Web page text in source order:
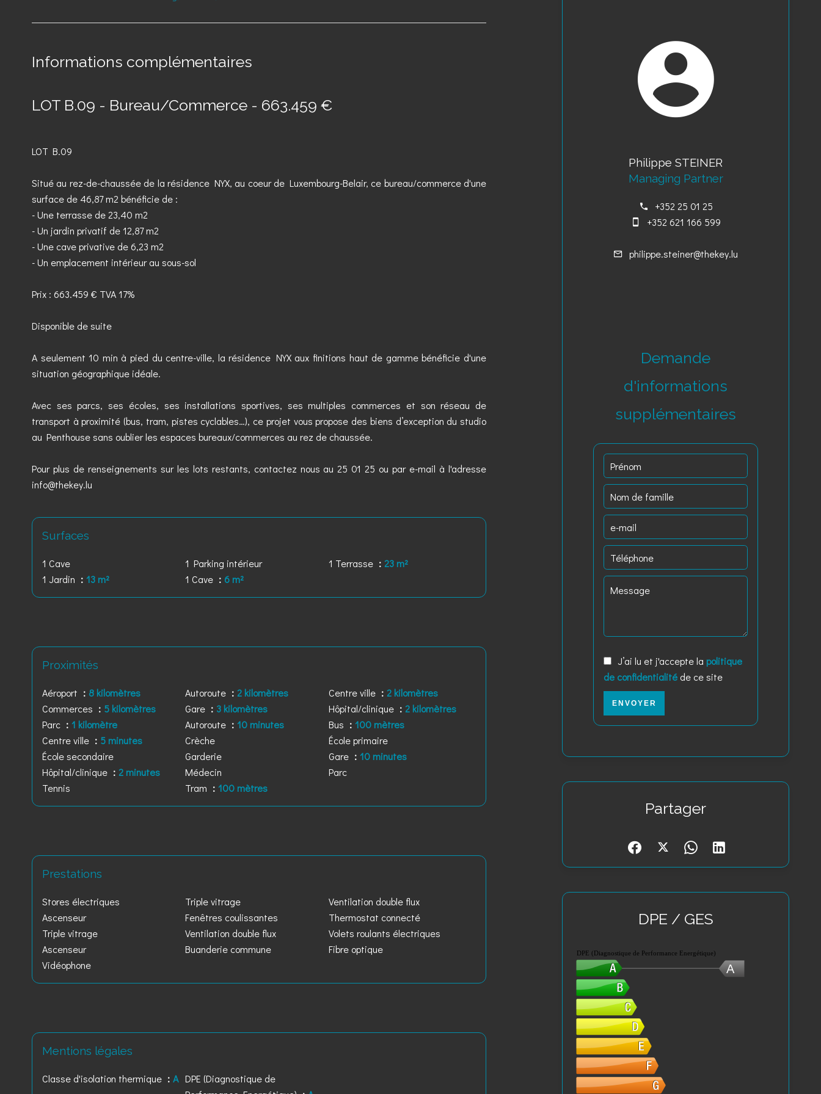
Informations complémentaires
LOT B.09 - Bureau/Commerce - 663.459 €
LOT B.09
Situé au rez-de-chaussée de la résidence NYX, au coeur de Luxembourg-Belair, ce bureau/commerce d'une
surface de 46,87 m2 bénéficie de :
- Une terrasse de 23,40 m2
- Un jardin privatif de 12,87 m2
- Une cave privative de 6,23 m2
- Un emplacement intérieur au sous-sol
Prix : 663.459 € TVA 17%
Disponible de suite
A seulement 10 min à pied du centre-ville, la résidence NYX aux finitions haut de gamme bénéficie d'une
situation géographique idéale.
Avec ses parcs, ses écoles, ses installations sportives, ses multiples commerces et son réseau de
transport à proximité (bus, tram, pistes cyclables…), ce projet vous propose des biens d’exception du studio
au Penthouse sans oublier les espaces bureaux/commerces au rez de chaussée.
Pour plus de renseignements sur les lots restants, contactez nous au 25 01 25 ou par e-mail à l'adresse
info@thekey.lu
Surfaces
1 Cave 1 Parking intérieur 1 Terrasse
23 m²
1 Jardin
13 m² 1 Cave 6 m²
Proximités
Aéroport 8 kilomètres Autoroute 2 kilomètres Centre ville
2 kilomètres
Commerces
5 kilomètres Gare 3 kilomètres Hôpital/clinique
2 kilomètres
Parc
1 kilomètre Autoroute 10 minutes Bus
100 mètres
Centre ville
5 minutes Crèche
École primaire
École secondaire
Garderie Gare
10 minutes
Hôpital/clinique
2 minutes Médecin
Parc
Tennis
Tram 100 mètres
Prestations
Stores électriques Triple vitrage
Ventilation double flux
Ascenseur
Fenêtres coulissantes
Thermostat connecté
Triple vitrage
Ventilation double flux
Volets roulants électriques
Ascenseur
Buanderie commune
Fibre optique
Vidéophone
Mentions légales
Classe d'isolation thermique A DPE (Diagnostique de
Philippe STEINER
Managing Partner
+352 25 01 25
+352 621 166 599
philippe.steiner@thekey.lu
Demande
d'informations
supplémentaires
J’ai lu et j'accepte la politique
de confidentialité de ce site
ENVOYER
Partager
DPE / GES
A
DPE (Diagnostique de Performance Energétique)